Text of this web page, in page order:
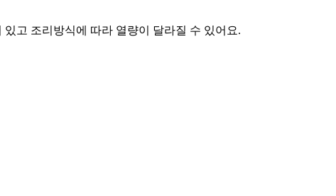
있고 조리방식에 따라 열량이 달라질 수 있어요.